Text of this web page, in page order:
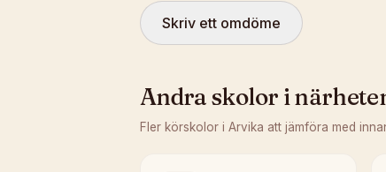
Skriv ett omdöme
Andra skolor i
Fler körskolor i Arvika att jämföra med